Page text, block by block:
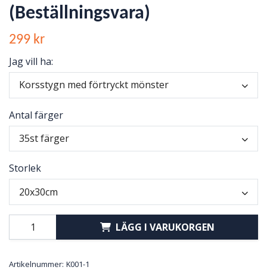
(Beställningsvara)
299 kr
Jag vill ha:
Korsstygn med förtryckt mönster
Antal färger
35st färger
Storlek
20x30cm
LÄGG I VARUKORGEN
Artikelnummer: K001-1